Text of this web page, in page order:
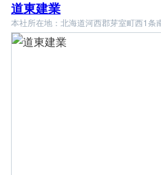
道東建業
本社所在地：北海道河西郡芽室町西1条